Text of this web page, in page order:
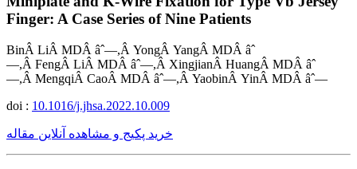
Finger: A Case Series of Nine Patients
BinÂ LiÂ MDÂ âˆ—,Â YongÂ YangÂ MDÂ âˆ
—,Â FengÂ LiÂ MDÂ âˆ—,Â XingjianÂ HuangÂ MDÂ âˆ
—,Â MengqiÂ CaoÂ MDÂ âˆ—,Â YaobinÂ YinÂ MDÂ âˆ—
doi : 10.1016/j.jhsa.2022.10.009
خرید پکیج و مشاهده آنلاین مقاله